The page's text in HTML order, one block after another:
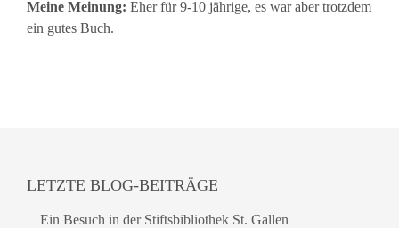
Meine Meinung: Eher für 9-10 jährige, es war aber trotzdem
ein gutes Buch.
LETZTE BLOG-BEITRÄGE
Ein Besuch in der Stiftsbibliothek St. Gallen